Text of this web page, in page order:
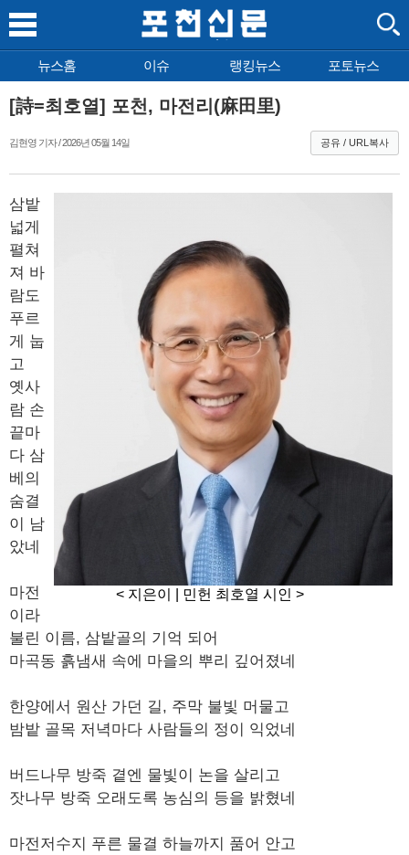
뉴스홈 이슈 랭킹뉴스 포토뉴스
[詩=최호열] 포천, 마전리(麻田里)
김현영 기자 / 2026년 05월 14일 공유 / URL복사
< 지은이 | 민헌 최호열 시인 >
삼밭
넓게
펼쳐
져 바
람도
푸르
게 눕
고
옛사
람 손
끝마
다 삼
베의
숨결
이 남
았네
​마전
이라
불린 이름, 삼밭골의 기억 되어
마곡동 흙냄새 속에 마을의 뿌리 깊어졌네
​한양에서 원산 가던 길, 주막 불빛 머물고
밤밭 골목 저녁마다 사람들의 정이 익었네
​버드나무 방죽 곁엔 물빛이 논을 살리고
잣나무 방죽 오래도록 농심의 등을 밝혔네
​마전저수지 푸른 물결 하늘까지 품어 안고